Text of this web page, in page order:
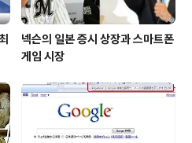
넥슨의 일본 증시 상장과 스마트폰
게임 시장